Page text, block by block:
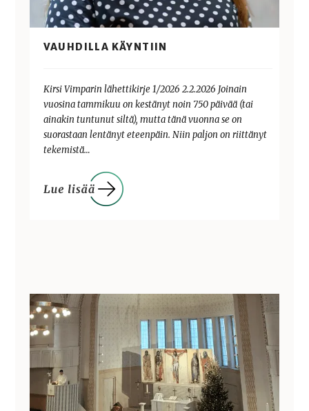
VAUHDILLA KÄYNTIIN
Kirsi Vimparin lähettikirje 1/2026 2.2.2026 Joinain
vuosina tammikuu on kestänyt noin 750 päivää (tai
ainakin tuntunut siltä), mutta tänä vuonna se on
suorastaan lentänyt eteenpäin. Niin paljon on riittänyt
tekemistä…